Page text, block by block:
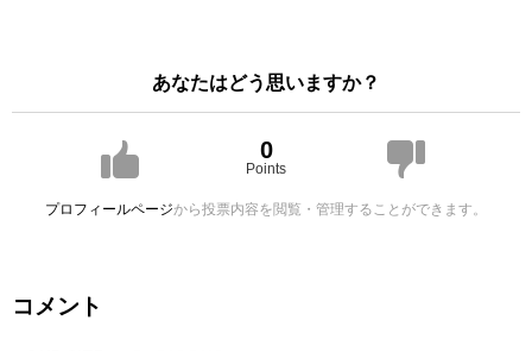
あなたはどう思いますか？
0
Points
プロフィールページから投票内容を閲覧・管理することができます。
コメント